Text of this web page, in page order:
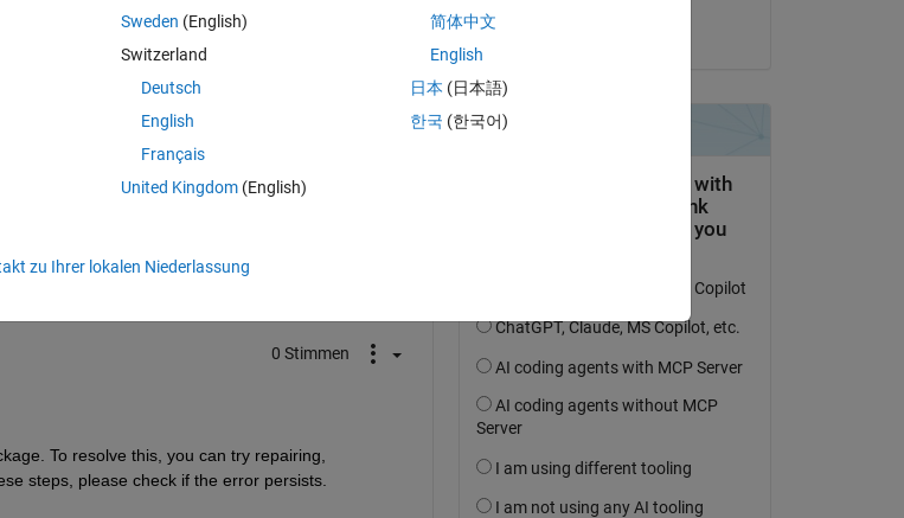
Melden Sie sich an, um diese Frage zu beantworten.
0 Stimmen
To resolve this, you can try repairing,
steps, please check if the error persists.
am 21 Aug. 2023
Sweden (English)
Switzerland
Deutsch
English
Français
United Kingdom(English)
简体中文
English
日本 (日本語)
한국 (한국어)
zu Ihrer lokalen Niederlassung